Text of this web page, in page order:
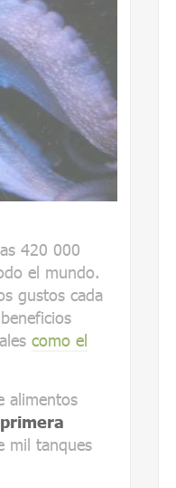
420 000
el mundo.
gustos cada
como el
alimentos
mil tanques